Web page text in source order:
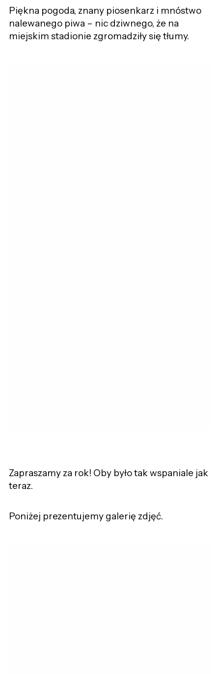
Piękna pogoda, znany piosenkarz i mnóstwo
nalewanego piwa – nic dziwnego, że na
miejskim stadionie zgromadziły się tłumy.
Zapraszamy za rok! Oby było tak wspaniale jak
teraz.
Poniżej prezentujemy galerię zdjęć.